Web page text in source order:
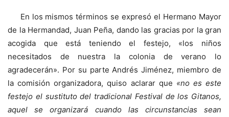
En los mismos términos se expresó el Hermano Mayor
de la Hermandad, Juan Peña, dando las gracias por la gran
acogida que está teniendo el festejo, «los niños
necesitados de nuestra la colonia de verano lo
agradecerán». Por su parte Andrés Jiménez, miembro de
la comisión organizadora, quiso aclarar que «no es este
festejo el sustituto del tradicional Festival de los Gitanos,
aquel se organizará cuando las circunstancias sean